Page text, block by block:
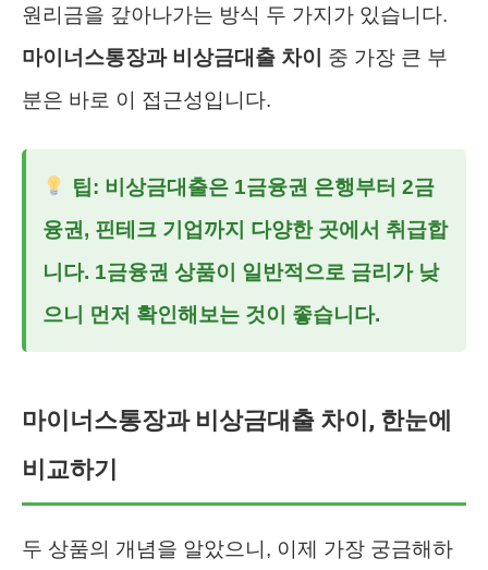
원리금을 갚아나가는 방식 두 가지가 있습니다.
마이너스통장과 비상금대출 차이
중 가장 큰 부
분은 바로 이 접근성입니다.
팁: 비상금대출은 1금융권 은행부터 2금
융권, 핀테크 기업까지 다양한 곳에서 취급합
니다. 1금융권 상품이 일반적으로 금리가 낮
으니 먼저 확인해보는 것이 좋습니다.
마이너스통장과 비상금대출 차이, 한눈에
비교하기
두 상품의 개념을 알았으니, 이제 가장 궁금해하